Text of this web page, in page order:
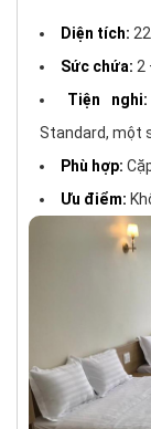
Diện tích:
Sức chứa: 2
Tiện nghi:
Standard, một
Phù hợp:
Ưu điểm: